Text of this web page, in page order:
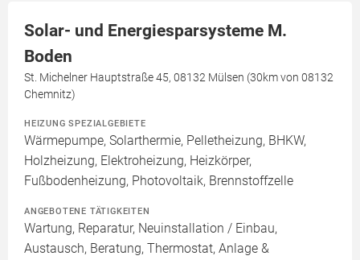
Solar- und Energiesparsysteme M.
Boden
St. Michelner Hauptstraße 45, 08132 Mülsen (30km von 08132
Chemnitz)
HEIZUNG SPEZIALGEBIETE
Wärmepumpe, Solarthermie, Pelletheizung, BHKW,
Holzheizung, Elektroheizung, Heizkörper,
Fußbodenheizung, Photovoltaik, Brennstoffzelle
ANGEBOTENE TÄTIGKEITEN
Wartung, Reparatur, Neuinstallation / Einbau,
Austausch, Beratung, Thermostat, Anlage &